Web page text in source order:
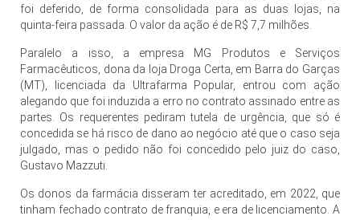
foi deferido, de forma consolidada para as duas lojas, na
quinta-feira passada. O valor da ação é de R$ 7,7 milhões.
Paralelo a isso, a empresa MG Produtos e Serviços
Farmacêuticos, dona da loja Droga Certa, em Barra do Garças
(MT), licenciada da Ultrafarma Popular, entrou com ação
alegando que foi induzida a erro no contrato assinado entre as
partes. Os requerentes pediram tutela de urgência, que só é
concedida se há risco de dano ao negócio até que o caso seja
julgado, mas o pedido não foi concedido pelo juiz do caso,
Gustavo Mazzuti.
Os donos da farmácia disseram ter acreditado, em 2022, que
tinham fechado contrato de franquia, e era de licenciamento. A